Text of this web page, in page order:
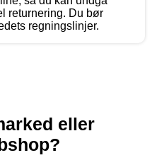
returnering. Du bør
regningslinjer.
eller